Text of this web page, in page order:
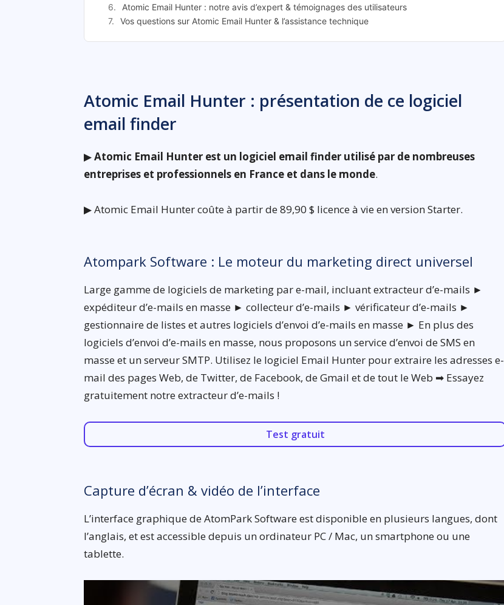
Atomic Email Hunter : notre avis d’expert & témoignages des utilisateurs
Vos questions sur Atomic Email Hunter & l’assistance technique
Atomic Email Hunter : présentation de ce logiciel
email finder
▶Atomic Email Hunter est un logiciel email finder utilisé par de nombreuses
entreprises et professionnels en France et dans le monde.
▶ Atomic Email Hunter coûte à partir de 89,90 $ licence à vie en version Starter.
Atompark Software : Le moteur du marketing direct universel
Large gamme de logiciels de marketing par e-mail, incluant extracteur d’e-mails ►
expéditeur d’e-mails en masse ► collecteur d’e-mails ► vérificateur d’e-mails ►
gestionnaire de listes et autres logiciels d’envoi d’e-mails en masse ► En plus des
logiciels d’envoi d’e-mails en masse, nous proposons un service d’envoi de SMS en
masse et un serveur SMTP. Utilisez le logiciel Email Hunter pour extraire les adresses e-
mail des pages Web, de Twitter, de Facebook, de Gmail et de tout le Web ➡ Essayez
gratuitement notre extracteur d’e-mails !
Test gratuit
Capture d’écran & vidéo de l’interface
L’interface graphique de AtomPark Software est disponible en plusieurs langues, dont
l’anglais, et est accessible depuis un ordinateur PC / Mac, un smartphone ou une
tablette.